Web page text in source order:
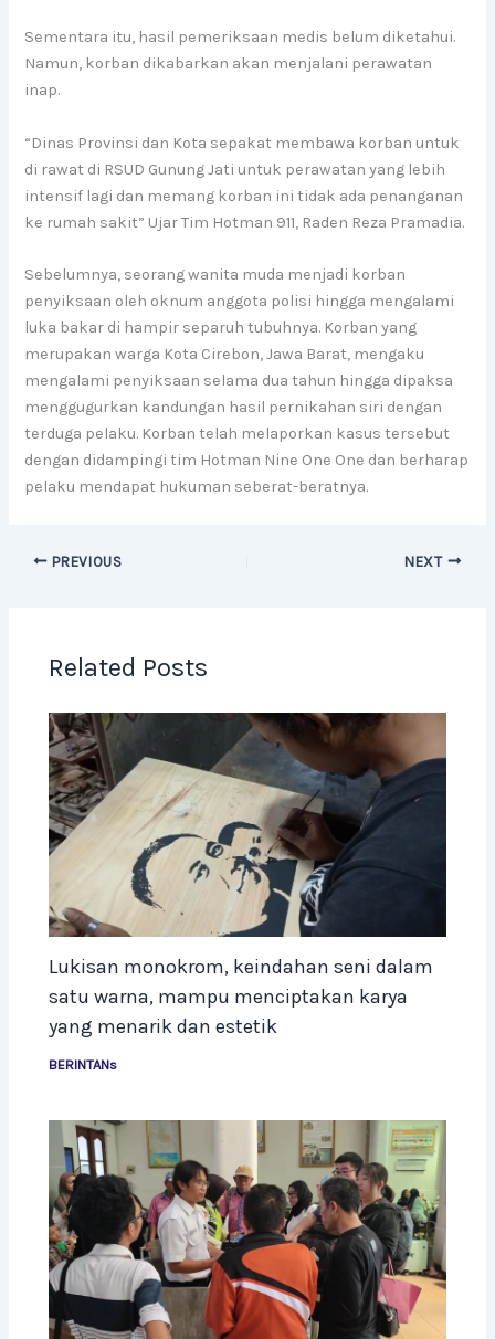
Sementara itu, hasil pemeriksaan medis belum diketahui.
Namun, korban dikabarkan akan menjalani perawatan
inap.
“Dinas Provinsi dan Kota sepakat membawa korban untuk
di rawat di RSUD Gunung Jati untuk perawatan yang lebih
intensif lagi dan memang korban ini tidak ada penanganan
ke rumah sakit” Ujar Tim Hotman 911, Raden Reza Pramadia.
Sebelumnya, seorang wanita muda menjadi korban
penyiksaan oleh oknum anggota polisi hingga mengalami
luka bakar di hampir separuh tubuhnya. Korban yang
merupakan warga Kota Cirebon, Jawa Barat, mengaku
mengalami penyiksaan selama dua tahun hingga dipaksa
menggugurkan kandungan hasil pernikahan siri dengan
terduga pelaku. Korban telah melaporkan kasus tersebut
dengan didampingi tim Hotman Nine One One dan berharap
pelaku mendapat hukuman seberat-beratnya.
PREVIOUS NEXT
Related Posts
Lukisan monokrom, keindahan seni dalam
satu warna, mampu menciptakan karya
yang menarik dan estetik
BERINTANs